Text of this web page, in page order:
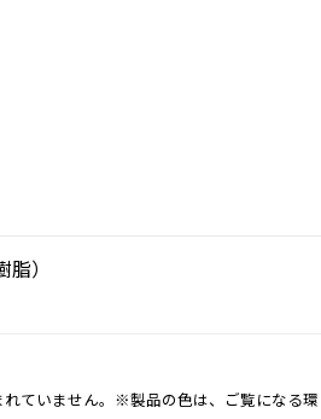
）
ていません。※製品の色は、ご覧になる環